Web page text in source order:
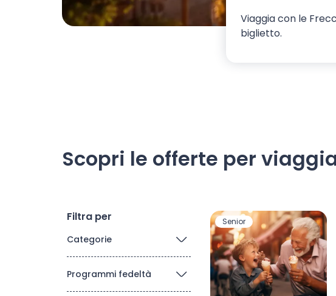
Viaggia con le
biglietto.
Scopri le offerte per
Filtra per
Categorie
Programmi fedeltà
Senior